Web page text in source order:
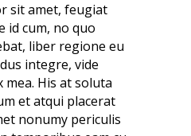
sit amet, feugiat
id cum, no quo
liber regione eu
integre, vide
His at soluta
et atqui placerat
nonumy periculis